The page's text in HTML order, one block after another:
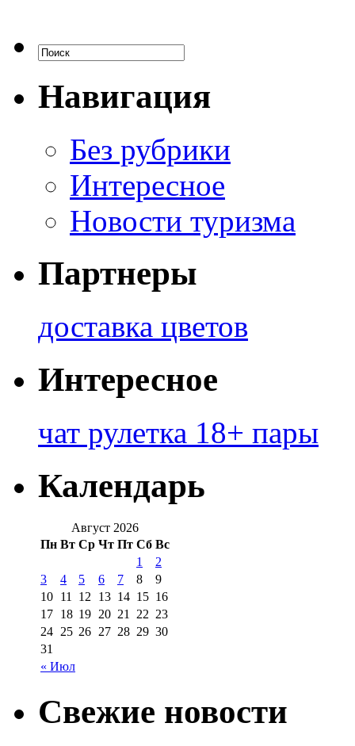
Навигация
Без рубрики
Интересное
Новости туризма
Партнеры
доставка цветов
Интересное
чат рулетка 18+ пары
Календарь
Август 2026
Пн Вт Ср Чт Пт Сб Вс
« Июл
1
2
3
4 5 6 7 8
9
10 11 12 13 14 15 16
17 18 19 20 21 22 23
24 25 26 27 28 29 30
31
Свежие новости